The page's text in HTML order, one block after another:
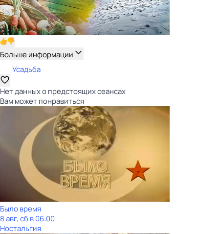
Больше информации
Усадьба
Нет данных о предстоящих сеансах
Вам может понравиться
Было время
8 авг, сб в 06:00
Ностальгия